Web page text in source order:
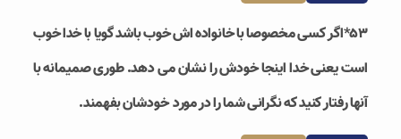
۵۳*اگر کسی مخصوصا با خانواده اش خوب باشد گویا با خدا خوب
است یعنی خدا اینجا خودش را نشان می دهد. طوری صمیمانه با
آنها رفتار کنید که نگرانی شما را در مورد خودشان بفهمند.